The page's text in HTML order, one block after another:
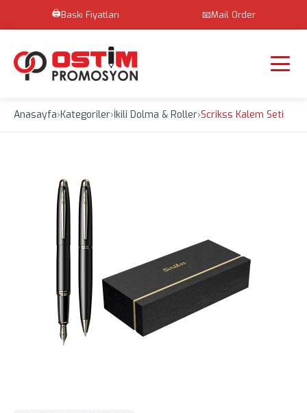
🖨️Baskı Fiyatları 📧Mail Order
Anasayfa›Kategoriler›İkili Dolma & Roller›Scrikss Kalem Seti